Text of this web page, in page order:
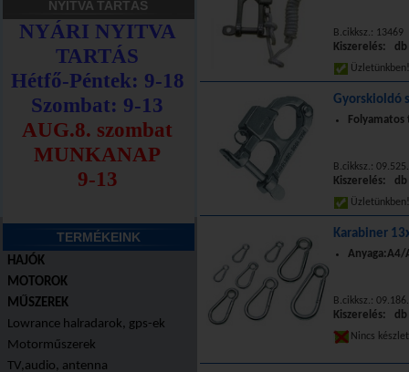
NYITVA TARTÁS
TERMÉKEINK
HAJÓK
MOTOROK
MŰSZEREK
Lowrance halradarok, gps-ek
Motorműszerek
TV,audio, antenna
B.cikksz.: 13469
Kiszerelés: db
Gyorskioldó
B.cikksz.:
Kiszerelés: db
Karabiner
Anyaga:A4/
B.cikksz.:
Kiszerelés: db
Nincs